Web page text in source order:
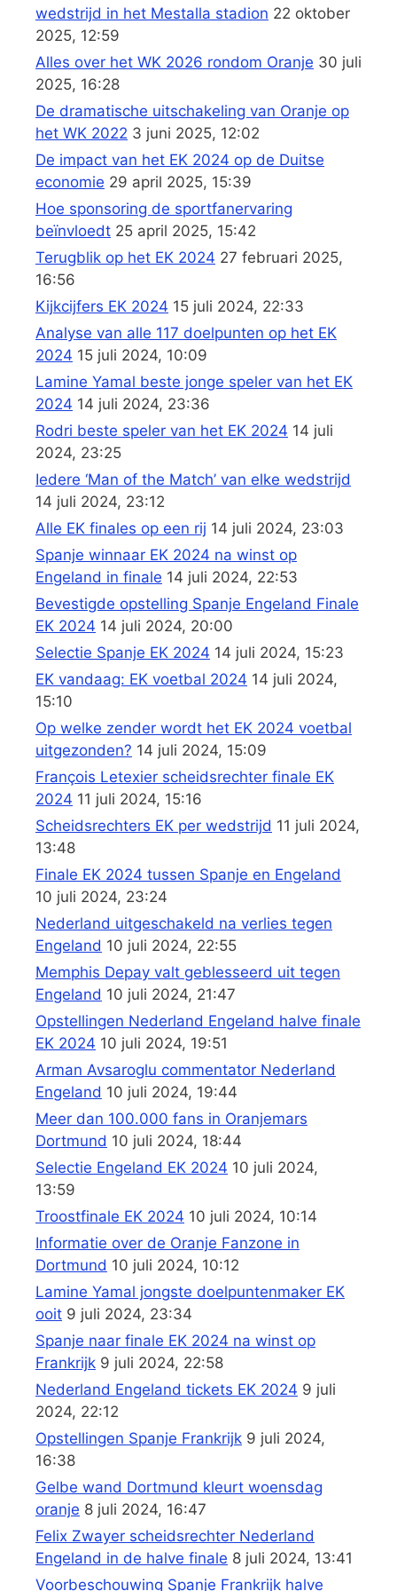
wedstrijd in het Mestalla stadion 22 oktober
2025, 12:59
Alles over het WK 2026 rondom Oranje 30 juli
2025, 16:28
De dramatische uitschakeling van Oranje op
het WK 2022 3 juni 2025, 12:02
De impact van het EK 2024 op de Duitse
economie 29 april 2025, 15:39
Hoe sponsoring de sportfanervaring
beïnvloedt 25 april 2025, 15:42
Terugblik op het EK 2024 27 februari 2025,
16:56
Kijkcijfers EK 2024 15 juli 2024, 22:33
Analyse van alle 117 doelpunten op het EK
2024 15 juli 2024, 10:09
Lamine Yamal beste jonge speler van het EK
2024 14 juli 2024, 23:36
Rodri beste speler van het EK 2024 14 juli
2024, 23:25
Iedere ‘Man of the Match’ van elke wedstrijd
14 juli 2024, 23:12
Alle EK finales op een rij 14 juli 2024, 23:03
Spanje winnaar EK 2024 na winst op
Engeland in finale 14 juli 2024, 22:53
Bevestigde opstelling Spanje Engeland Finale
EK 2024 14 juli 2024, 20:00
Selectie Spanje EK 2024 14 juli 2024, 15:23
EK vandaag: EK voetbal 2024 14 juli 2024,
15:10
Op welke zender wordt het EK 2024 voetbal
uitgezonden? 14 juli 2024, 15:09
François Letexier scheidsrechter finale EK
2024 11 juli 2024, 15:16
Scheidsrechters EK per wedstrijd 11 juli 2024,
13:48
Finale EK 2024 tussen Spanje en Engeland
10 juli 2024, 23:24
Nederland uitgeschakeld na verlies tegen
Engeland 10 juli 2024, 22:55
Memphis Depay valt geblesseerd uit tegen
Engeland 10 juli 2024, 21:47
Opstellingen Nederland Engeland halve finale
EK 2024 10 juli 2024, 19:51
Arman Avsaroglu commentator Nederland
Engeland 10 juli 2024, 19:44
Meer dan 100.000 fans in Oranjemars
Dortmund 10 juli 2024, 18:44
Selectie Engeland EK 2024 10 juli 2024,
13:59
Troostfinale EK 2024 10 juli 2024, 10:14
Informatie over de Oranje Fanzone in
Dortmund 10 juli 2024, 10:12
Lamine Yamal jongste doelpuntenmaker EK
ooit 9 juli 2024, 23:34
Spanje naar finale EK 2024 na winst op
Frankrijk 9 juli 2024, 22:58
Nederland Engeland tickets EK 2024 9 juli
2024, 22:12
Opstellingen Spanje Frankrijk 9 juli 2024,
16:38
Gelbe wand Dortmund kleurt woensdag
oranje 8 juli 2024, 16:47
Felix Zwayer scheidsrechter Nederland
Engeland in de halve finale 8 juli 2024, 13:41
Voorbeschouwing Spanje Frankrijk halve